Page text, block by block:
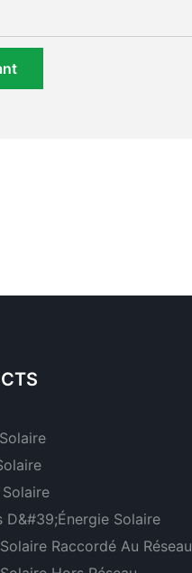
D&#39;énergie Solaire
Raccordé Au Réseau